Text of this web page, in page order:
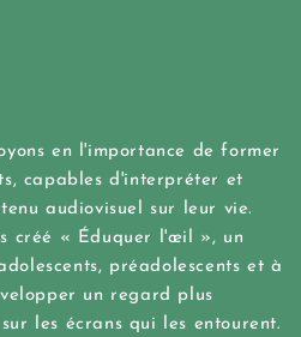
en l'importance de former
capables d'interpréter et
audiovisuel sur leur vie.
créé « Éduquer l'œil », un
préadolescents et à
un regard plus
les écrans qui les entourent.